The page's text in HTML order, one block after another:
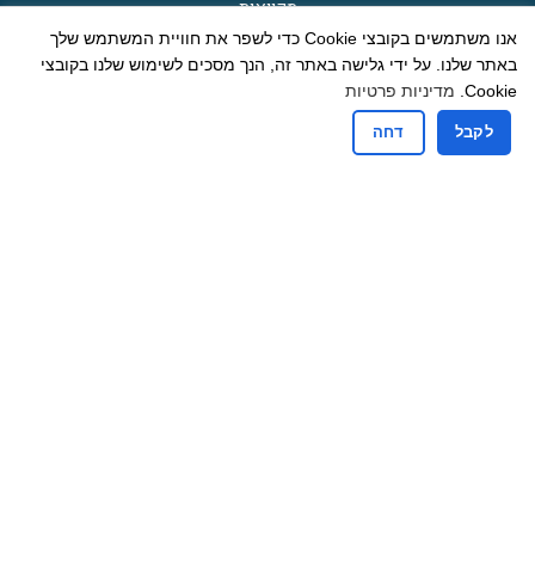
מקוואות
עירובין
בתי כנסת
קבורה
אנו משתמשים בקובצי Cookie כדי לשפר את חוויית המשתמש שלך
באתר שלנו. על ידי גלישה באתר זה, הנך מסכים לשימוש שלנו בקובצי
Cookie. מדיניות פרטיות
לקבל דחה